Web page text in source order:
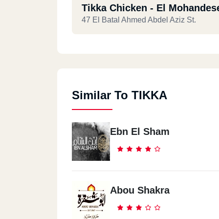
Tikka Chicken - El
47 El Batal Ahmed Abdel Aziz St.
Similar To TIKKA
Ebn El Sham
Abou Shakra